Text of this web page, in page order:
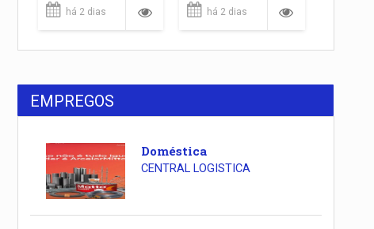
há 2 dias há 2 dias
EMPREGOS
Doméstica
CENTRAL LOGISTICA